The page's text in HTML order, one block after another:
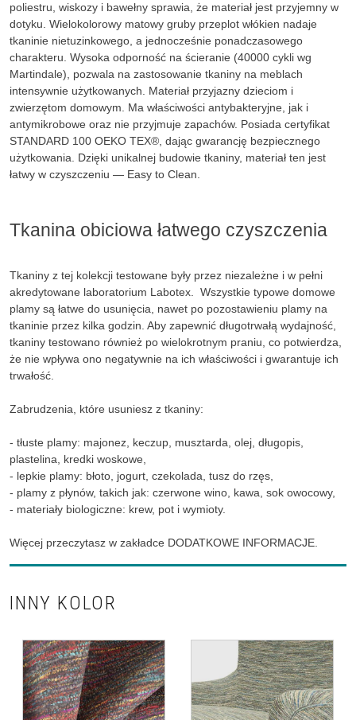
poliestru, wiskozy i bawełny sprawia, że materiał jest przyjemny w
dotyku. Wielokolorowy matowy gruby przeplot włókien nadaje
tkaninie nietuzinkowego, a jednocześnie ponadczasowego
charakteru. Wysoka odporność na ścieranie (40000 cykli wg
Martindale), pozwala na zastosowanie tkaniny na meblach
intensywnie użytkowanych. Materiał przyjazny dzieciom i
zwierzętom domowym. Ma właściwości antybakteryjne, jak i
antymikrobowe oraz nie przyjmuje zapachów. Posiada certyfikat
STANDARD 100 OEKO TEX®, dając gwarancję bezpiecznego
użytkowania. Dzięki unikalnej budowie tkaniny, materiał ten jest
łatwy w czyszczeniu — Easy to Clean.
Tkanina obiciowa łatwego czyszczenia
Tkaniny z tej kolekcji testowane były przez niezależne i w pełni
akredytowane laboratorium Labotex. Wszystkie typowe domowe
plamy są łatwe do usunięcia, nawet po pozostawieniu plamy na
tkaninie przez kilka godzin. Aby zapewnić długotrwałą wydajność,
tkaniny testowano również po wielokrotnym praniu, co potwierdza,
że nie wpływa ono negatywnie na ich właściwości i gwarantuje ich
trwałość.
Zabrudzenia, które usuniesz z tkaniny:
- tłuste plamy: majonez, keczup, musztarda, olej, długopis,
plastelina, kredki woskowe,
- lepkie plamy: błoto, jogurt, czekolada, tusz do rzęs,
- plamy z płynów, takich jak: czerwone wino, kawa, sok owocowy,
- materiały biologiczne: krew, pot i wymioty.
Więcej przeczytasz w zakładce DODATKOWE INFORMACJE.
INNY KOLOR